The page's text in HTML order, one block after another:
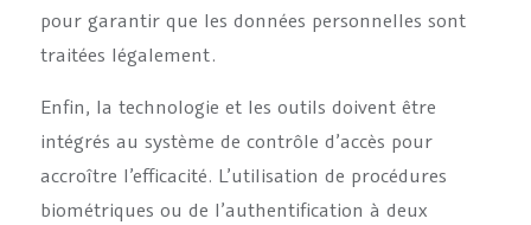
pour garantir que les données personnelles sont
traitées légalement.
Enfin, la technologie et les outils doivent être
intégrés au système de contrôle d’accès pour
accroître l’efficacité. L’utilisation de procédures
biométriques ou de l’authentification à deux